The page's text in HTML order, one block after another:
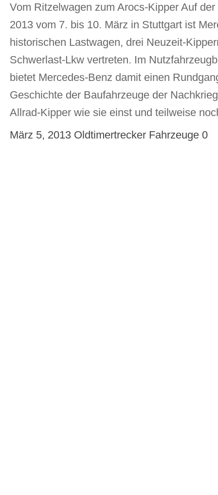
Vom Ritzelwagen zum Arocs-Kipper Auf
2013 vom 7. bis 10. März in Stuttgart ist
historischen Lastwagen, drei Neuzeit-
Schwerlast-Lkw vertreten. Im
bietet Mercedes-Benz damit einen
Geschichte der Baufahrzeuge der
Allrad-Kipper wie sie einst und teilweise
März 5, 2013 Oldtimertrecker Fahrzeuge 0